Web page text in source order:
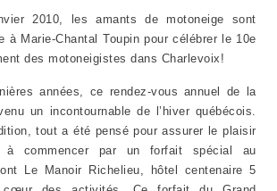
2010, les amants de motoneige sont
à Marie-Chantal Toupin pour célébrer le 10e
des motoneigistes dans Charlevoix!
années, ce rendez-vous annuel de la
un incontournable de l’hiver québécois.
tout a été pensé pour assurer le plaisir
à commencer par un forfait spécial au
Le Manoir Richelieu, hôtel centenaire 5